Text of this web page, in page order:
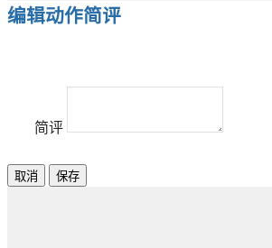
编辑动作简评
简评
取消 保存